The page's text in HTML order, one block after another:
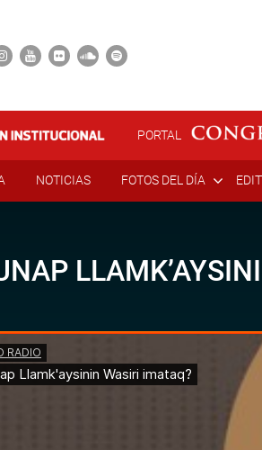
PORTAL
NOTICIAS FOTOS DEL DÍA